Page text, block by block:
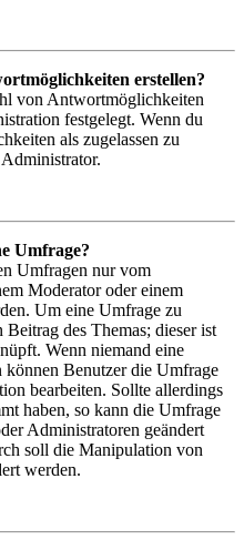
erstellen?
von Antwortmöglichkeiten
festgelegt. Wenn du
als zugelassen zu
Umfrage?
Umfragen nur vom
Moderator oder einem
Um eine Umfrage zu
Beitrag des Themas; dieser ist
Wenn niemand eine
können Benutzer die Umfrage
bearbeiten. Sollte allerdings
haben, so kann die Umfrage
Administratoren geändert
soll die Manipulation von
werden.